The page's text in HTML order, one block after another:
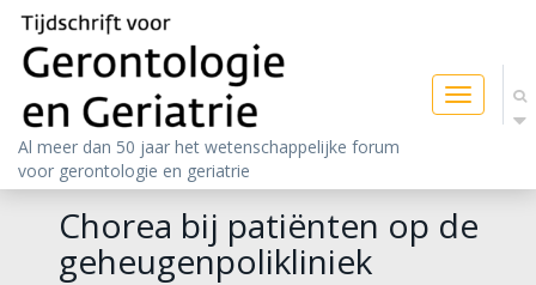
Toggle
navigation
Al meer dan 50 jaar het wetenschappelijke forum
voor gerontologie en geriatrie
Chorea bij patiënten op de
geheugenpolikliniek